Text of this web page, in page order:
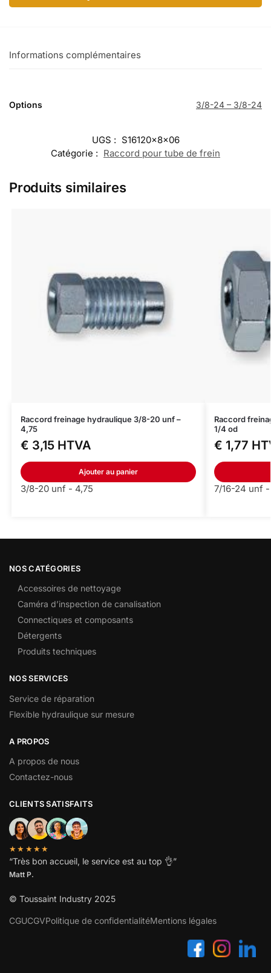
Informations complémentaires
Options 3/8-24 – 3/8-24
UGS : S16120x8x06
Catégorie : Raccord pour tube de frein
Produits similaires
Raccord freinage hydraulique 3/8-20 unf –
4,75
€ 3,15 HTVA
Ajouter au panier
3/8-20 unf - 4,75
Raccord
1/4 od
€ 1,77
7/16-24 unf
NOS CATÉGORIES
Accessoires de nettoyage
Caméra d’inspection de canalisation
Connectiques et composants
Détergents
Produits techniques
NOS SERVICES
Service de réparation
Flexible hydraulique sur mesure
A PROPOS
A propos de nous
Contactez-nous
CLIENTS SATISFAITS
★★★★★
“Très bon accueil, le service est au top 👌”
Matt P.
© Toussaint Industry 2025
CGUCGVPolitique de confidentialitéMentions légales